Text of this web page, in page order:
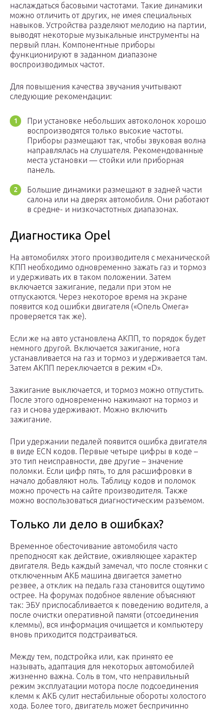
наслаждаться басовыми частотами. Такие динамики
можно отличить от других, не имея специальных
навыков. Устройства разделяют мелодию на партии,
выводят некоторые музыкальные инструменты на
первый план. Компонентные приборы
функционируют в заданном диапазоне
воспроизводимых частот.
Для повышения качества звучания учитывают
следующие рекомендации:
При установке небольших автоколонок хорошо
воспроизводятся только высокие частоты.
Приборы размещают так, чтобы звуковая волна
направлялась на слушателя. Рекомендованные
места установки — стойки или приборная
панель.
Большие динамики размещают в задней части
салона или на дверях автомобиля. Они работают
в средне- и низкочастотных диапазонах.
Диагностика Opel
На автомобилях этого производителя с механической
КПП необходимо одновременно зажать газ и тормоз
и удерживать их в таком положении. Затем
включается зажигание, педали при этом не
отпускаются. Через некоторое время на экране
появится код ошибки двигателя («Опель Омега»
проверяется так же).
Если же на авто установлена АКПП, то порядок будет
немного другой. Включается зажигание, нога
устанавливается на газ и тормоз и удерживается там.
Затем АКПП переключается в режим «D».
Зажигание выключается, и тормоз можно отпустить.
После этого одновременно нажимают на тормоз и
газ и снова удерживают. Можно включить
зажигание.
При удержании педалей появится ошибка двигателя
в виде ECN кодов. Первые четыре цифры в коде –
это тип неисправности, две другие – значение
поломки. Если цифр пять, то для расшифровки в
начало добавляют ноль. Таблицу кодов и поломок
можно прочесть на сайте производителя. Также
можно воспользоваться диагностическим разъемом.
Только ли дело в ошибках?
Временное обесточивание автомобиля часто
преподносят как действие, оживляющее характер
двигателя. Ведь каждый замечал, что после стоянки с
отключенным АКБ машина двигается заметно
резвее, а отклик на педаль газа становится ощутимо
острее. На форумах подобное явление объясняют
так: ЭБУ приспосабливается к поведению водителя, а
после очистки оперативной памяти (отсоединения
клеммы), вся информация очищается и компьютеру
вновь приходится подстраиваться.
Между тем, подстройка или, как принято ее
называть, адаптация для некоторых автомобилей
жизненно важна. Соль в том, что неправильный
режим эксплуатации мотора после подсоединения
клемм к АКБ сулит нестабильные обороты холостого
хода. Более того, двигатель может беспричинно